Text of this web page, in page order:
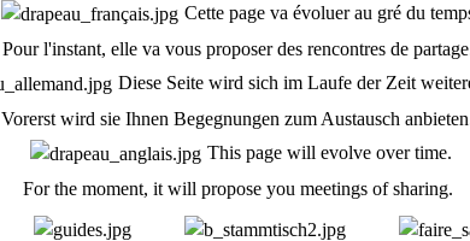
Cette page va évoluer au gré du
Pour l'instant, elle va vous proposer des rencontres de
Diese Seite wird sich im Laufe der Zeit
Vorerst wird sie Ihnen Begegnungen zum Austausch
This page will evolve over time.
For the moment, it will propose you meetings of sharing.